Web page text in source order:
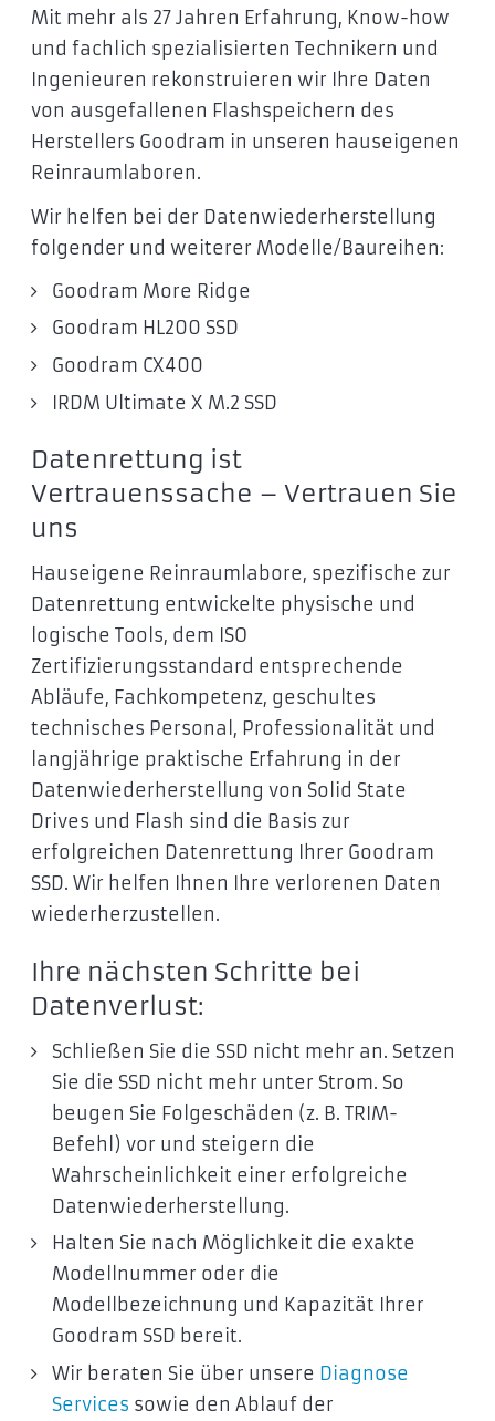
Mit mehr als 27 Jahren Erfahrung, Know-how
und fachlich spezialisierten Technikern und
Ingenieuren rekonstruieren wir Ihre Daten
von ausgefallenen Flashspeichern des
Herstellers Goodram in unseren hauseigenen
Reinraumlaboren.
Wir helfen bei der Datenwiederherstellung
folgender und weiterer Modelle/Baureihen:
Goodram More Ridge
Goodram HL200 SSD
Goodram CX400
IRDM Ultimate X M.2 SSD
Datenrettung ist
Vertrauenssache – Vertrauen Sie
uns
Hauseigene Reinraumlabore, spezifische zur
Datenrettung entwickelte physische und
logische Tools, dem ISO
Zertifizierungsstandard entsprechende
Abläufe, Fachkompetenz, geschultes
technisches Personal, Professionalität und
langjährige praktische Erfahrung in der
Datenwiederherstellung von Solid State
Drives und Flash sind die Basis zur
erfolgreichen Datenrettung Ihrer Goodram
SSD. Wir helfen Ihnen Ihre verlorenen Daten
wiederherzustellen.
Ihre nächsten Schritte bei
Datenverlust:
Schließen Sie die SSD nicht mehr an. Setzen
Sie die SSD nicht mehr unter Strom. So
beugen Sie Folgeschäden (z. B. TRIM-
Befehl) vor und steigern die
Wahrscheinlichkeit einer erfolgreiche
Datenwiederherstellung.
Halten Sie nach Möglichkeit die exakte
Modellnummer oder die
Modellbezeichnung und Kapazität Ihrer
Goodram SSD bereit.
Wir beraten Sie über unsere Diagnose
Services sowie den Ablauf der